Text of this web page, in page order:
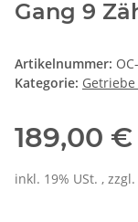
Gang 9
Artikelnummer:
Kategorie:
189,00 €
inkl. 19% USt. , zzgl.